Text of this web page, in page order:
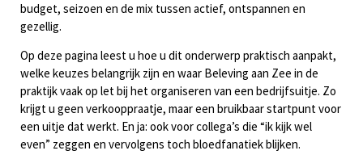
budget, seizoen en de mix tussen actief, ontspannen en
gezellig.
Op deze pagina leest u hoe u dit onderwerp praktisch aanpakt,
welke keuzes belangrijk zijn en waar Beleving aan Zee in de
praktijk vaak op let bij het organiseren van een bedrijfsuitje. Zo
krijgt u geen verkooppraatje, maar een bruikbaar startpunt voor
een uitje dat werkt. En ja: ook voor collega’s die “ik kijk wel
even” zeggen en vervolgens toch bloedfanatiek blijken.